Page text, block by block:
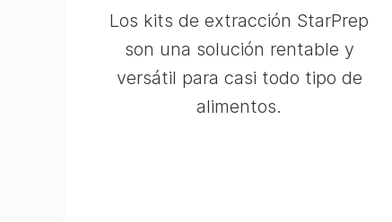
Los kits de extracción StarPrep
son una solución rentable y
versátil para casi todo tipo de
alimentos.